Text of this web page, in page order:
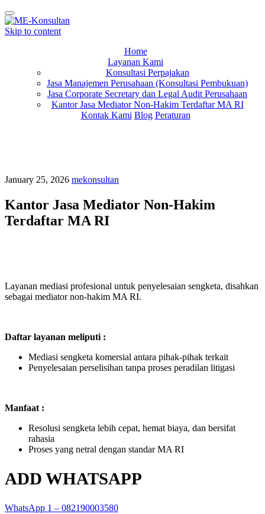
Toggle
navigation
Skip to content
Home
Layanan Kami
Konsultasi Perpajakan
Jasa Manajemen Perusahaan (Konsultasi Pembukuan)
Jasa Corporate Secretary dan Legal Audit Perusahaan
Kantor Jasa Mediator Non-Hakim Terdaftar MA RI
Kontak Kami Blog Peraturan
January 25, 2026 mekonsultan
Kantor Jasa Mediator Non-Hakim
Terdaftar MA RI
Layanan mediasi profesional untuk penyelesaian sengketa, disahkan
sebagai mediator non-hakim MA RI.
Daftar layanan meliputi :
Mediasi sengketa komersial antara pihak-pihak terkait
Penyelesaian perselisihan tanpa proses peradilan litigasi
Manfaat :
Resolusi sengketa lebih cepat, hemat biaya, dan bersifat
rahasia
Proses yang netral dengan standar MA RI
ADD WHATSAPP
WhatsApp 1 – 082190003580